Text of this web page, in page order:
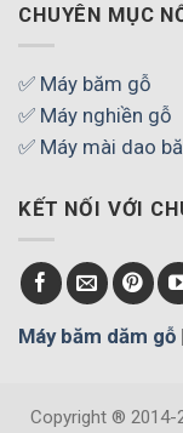
CHUYÊN MỤC
✅ Máy băm gỗ
✅ Máy nghiền gỗ
✅ Máy mài dao
KẾT NỐI VỚI
Máy băm dăm gỗ |
Copyright ® 2014-